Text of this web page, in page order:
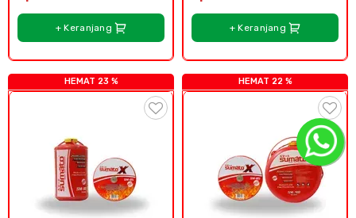
+ Keranjang + Keranjang
HEMAT 23 % HEMAT 22 %